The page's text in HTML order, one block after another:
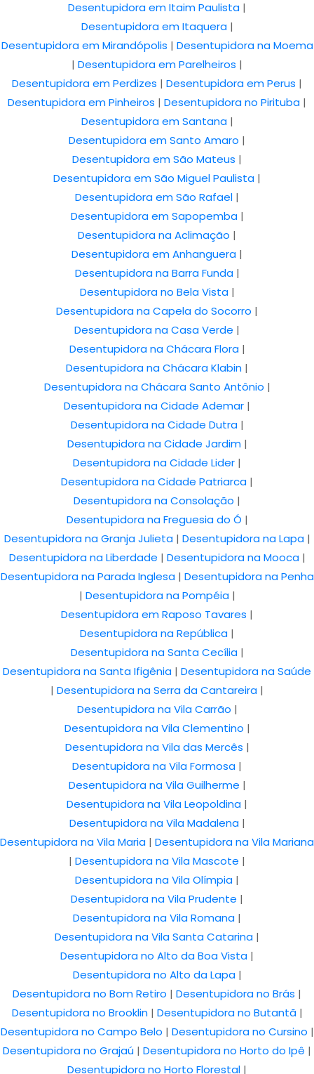
Desentupidora em Itaim Paulista |
Desentupidora em Itaquera|
Desentupidora em Mirandópolis | Desentupidora na Moema
| Desentupidora em Parelheiros |
Desentupidora em Perdizes | Desentupidora em Perus |
Desentupidora em Pinheiros | Desentupidora no Pirituba |
Desentupidora em Santana|
Desentupidora em Santo Amaro |
Desentupidora em São Mateus |
Desentupidora em São Miguel Paulista |
Desentupidora em São Rafael |
Desentupidora em Sapopemba|
Desentupidora na Aclimação |
Desentupidora em Anhanguera |
Desentupidora na Barra Funda|
Desentupidora no Bela Vista|
Desentupidora na Capela do Socorro |
Desentupidora na Casa Verde |
Desentupidora na Chácara Flora|
Desentupidora na Chácara Klabin |
Desentupidora na Chácara Santo Antônio |
Desentupidora na Cidade Ademar |
Desentupidora na Cidade Dutra|
Desentupidora na Cidade Jardim|
Desentupidora na Cidade Lider |
Desentupidora na Cidade Patriarca |
Desentupidora na Consolação |
Desentupidora na Freguesia do Ó |
Desentupidora na Granja Julieta| Desentupidora na Lapa|
Desentupidora na Liberdade | Desentupidora na Mooca|
Desentupidora na Parada Inglesa| Desentupidora na Penha
| Desentupidora na Pompéia|
Desentupidora em Raposo Tavares |
Desentupidora na República |
Desentupidora na Santa Cecília|
Desentupidora na Santa Ifigênia | Desentupidora na Saúde
| Desentupidora na Serra da Cantareira |
Desentupidora na Vila Carrão |
Desentupidora na Vila Clementino |
Desentupidora na Vila das Mercês |
Desentupidora na Vila Formosa |
Desentupidora na Vila Guilherme |
Desentupidora na Vila Leopoldina |
Desentupidora na Vila Madalena|
Desentupidora na Vila Maria | Desentupidora na Vila Mariana
| Desentupidora na Vila Mascote |
Desentupidora na Vila Olímpia |
Desentupidora na Vila Prudente |
Desentupidora na Vila Romana |
Desentupidora na Vila Santa Catarina |
Desentupidora no Alto da Boa Vista |
Desentupidora no Alto da Lapa|
Desentupidora no Bom Retiro | Desentupidora no Brás |
Desentupidora no Brooklin| Desentupidora no Butantã|
Desentupidora no Campo Belo | Desentupidora no Cursino |
Desentupidora no Grajaú | Desentupidora no Horto do Ipê |
Desentupidora no Horto Florestal |